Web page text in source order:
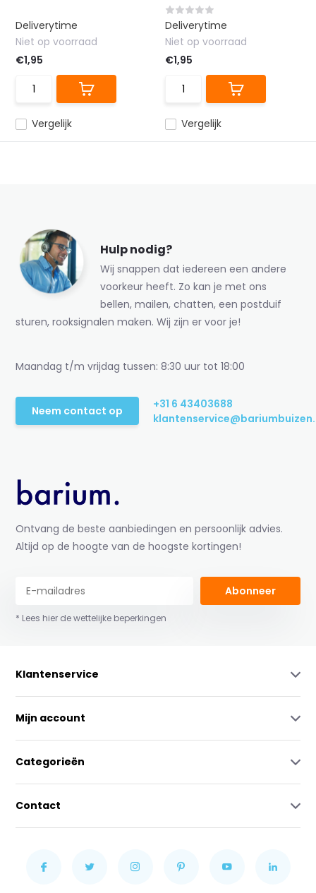
Vergelijk
Deliverytime
Niet op voorraad
€1,95
Vergelijk
Deliverytime
Niet op voorraad
€1,95
Hulp nodig?
Wij snappen dat iedereen een andere
voorkeur heeft. Zo kan je met ons
bellen, mailen, chatten, een postduif
sturen, rooksignalen maken. Wij zijn er voor je!
Maandag t/m vrijdag tussen: 8:30 uur tot 18:00
Neem contact op
+31 6 43403688
Ontvang de beste aanbiedingen en persoonlijk advies.
Altijd op de hoogte van de hoogste kortingen!
Abonneer
* Lees hier de wettelijke beperkingen
Klantenservice
Mijn account
Categorieën
Contact